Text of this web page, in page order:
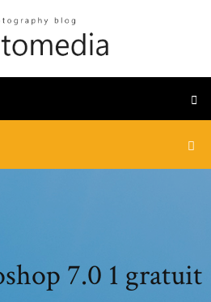
7.0 1 gratuit